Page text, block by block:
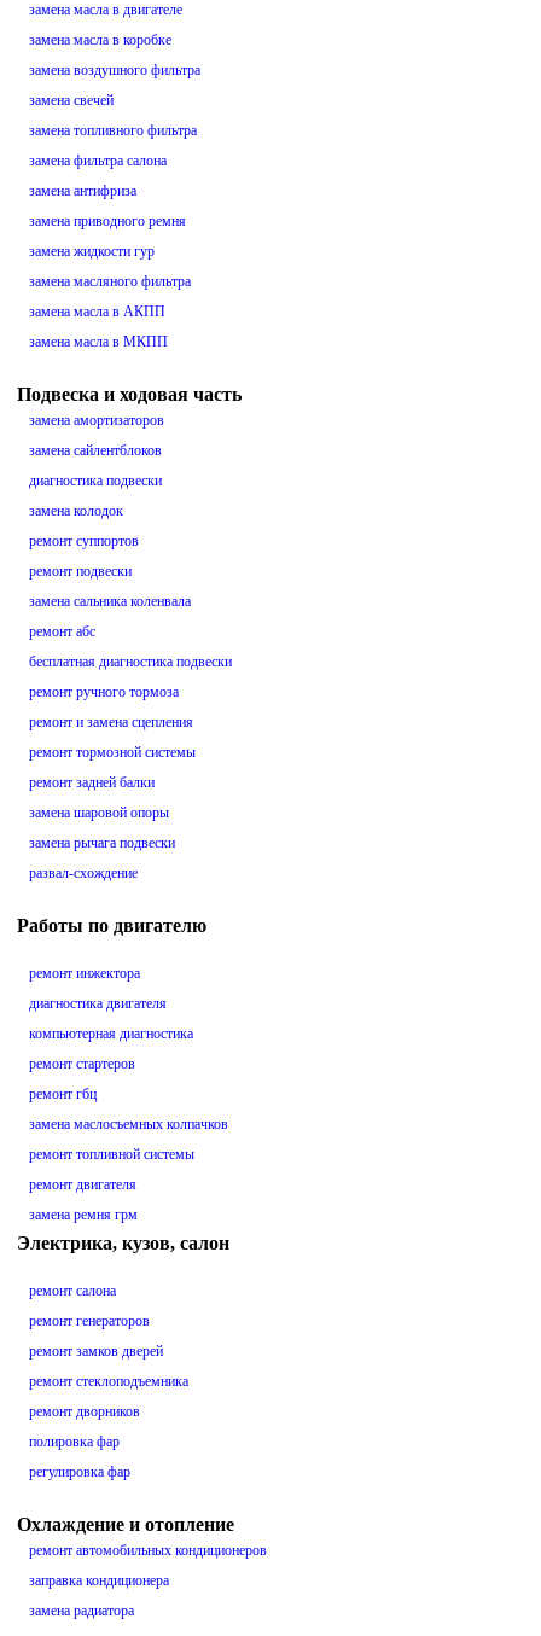
замена масла в двигателе
замена масла в коробке
замена воздушного фильтра
замена свечей
замена топливного фильтра
замена фильтра салона
замена антифриза
замена приводного ремня
замена жидкости гур
замена масляного фильтра
замена масла в АКПП
замена масла в МКПП
Подвеска и ходовая часть
замена амортизаторов
замена сайлентблоков
диагностика подвески
замена колодок
ремонт суппортов
ремонт подвески
замена сальника коленвала
ремонт абс
бесплатная диагностика подвески
ремонт ручного тормоза
ремонт и замена сцепления
ремонт тормозной системы
ремонт задней балки
замена шаровой опоры
замена рычага подвески
развал-схождение
Работы по двигателю
ремонт инжектора
диагностика двигателя
компьютерная диагностика
ремонт стартеров
ремонт гбц
замена маслосъемных колпачков
ремонт топливной системы
ремонт двигателя
замена ремня грм
Электрика, кузов, салон
ремонт салона
ремонт генераторов
ремонт замков дверей
ремонт стеклоподъемника
ремонт дворников
полировка фар
регулировка фар
Охлаждение и отопление
ремонт автомобильных кондиционеров
заправка кондиционера
замена радиатора